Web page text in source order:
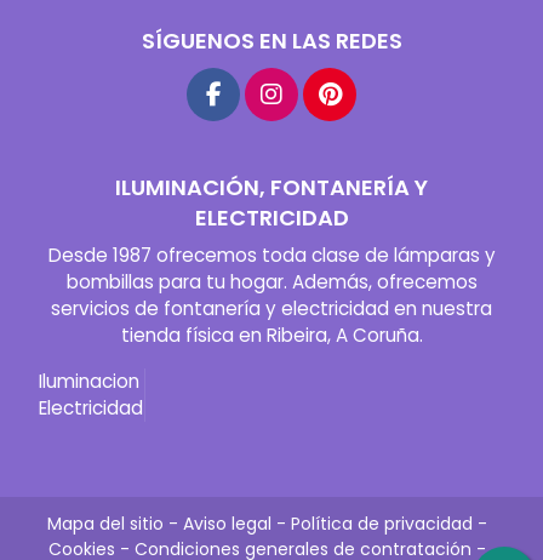
SÍGUENOS EN LAS REDES
ILUMINACIÓN, FONTANERÍA Y
ELECTRICIDAD
Desde 1987 ofrecemos toda clase de lámparas y
bombillas para tu hogar. Además, ofrecemos
servicios de fontanería y electricidad en nuestra
tienda física en Ribeira, A Coruña.
Iluminacion
Electricidad
Mapa del sitio - Aviso legal - Política de privacidad -
Cookies - Condiciones generales de contratación -